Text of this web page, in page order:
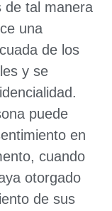
de tal manera
una
de los
y se
puede
en
cuando
otorgado
de sus